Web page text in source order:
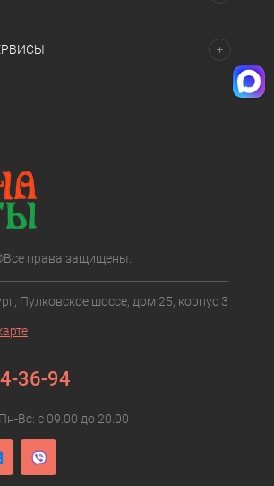
права защищены.
Пулковское шоссе, дом 25, корпус 3
36-94
Вс: с 09.00 до 20.00